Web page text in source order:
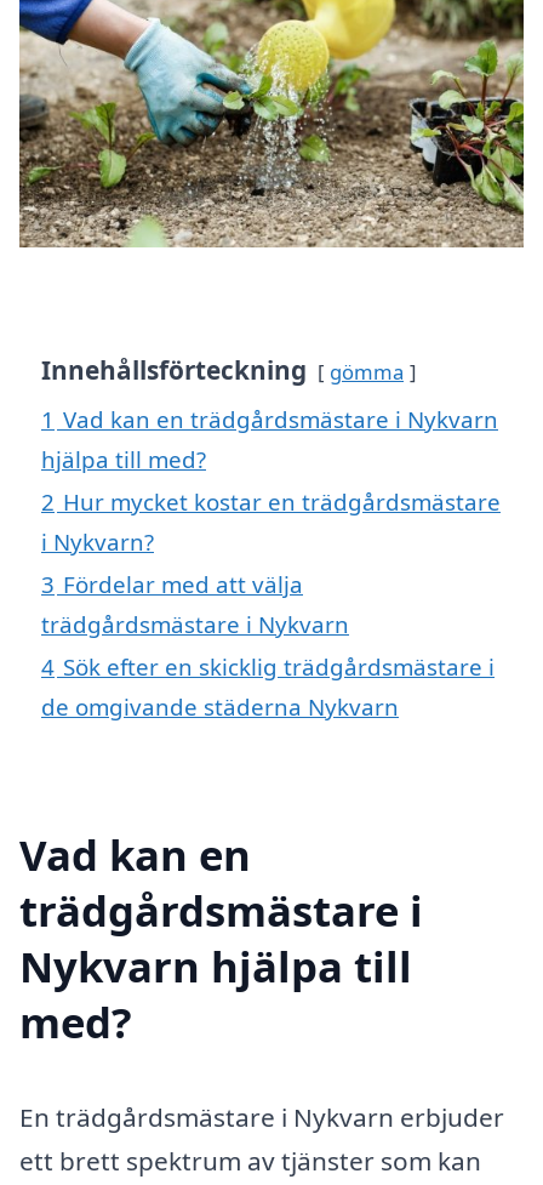
Innehållsförteckning gömma
1 Vad kan en trädgårdsmästare i Nykvarn
hjälpa till med?
2 Hur mycket kostar en trädgårdsmästare
i Nykvarn?
3 Fördelar med att välja
trädgårdsmästare i Nykvarn
4 Sök efter en skicklig trädgårdsmästare i
de omgivande städerna Nykvarn
Vad kan en
trädgårdsmästare i
Nykvarn hjälpa till
med?
En trädgårdsmästare i Nykvarn erbjuder
ett brett spektrum av tjänster som kan